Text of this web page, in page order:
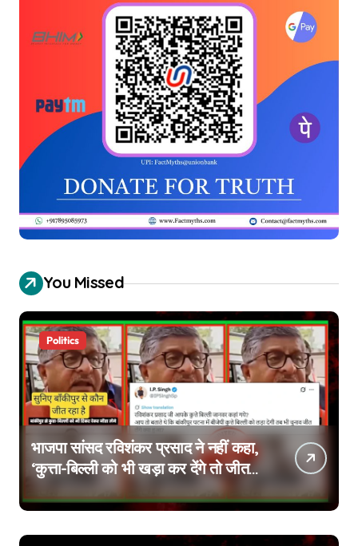
You Missed
Politics
भाजपा सांसद रविशंकर प्रसाद ने नहीं कहा,
‘कुत्ता-बिल्ली को भी खड़ा कर देंगे तो जीत
जाएंगे’, वायरल वीडियो एडिटेड है